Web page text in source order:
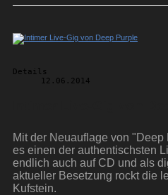
Details
12.06.2014
Mit der Neuauflage von
es einen der authentischsten
endlich auch auf CD und als
aktueller Besetzung rockt die
Kufstein.